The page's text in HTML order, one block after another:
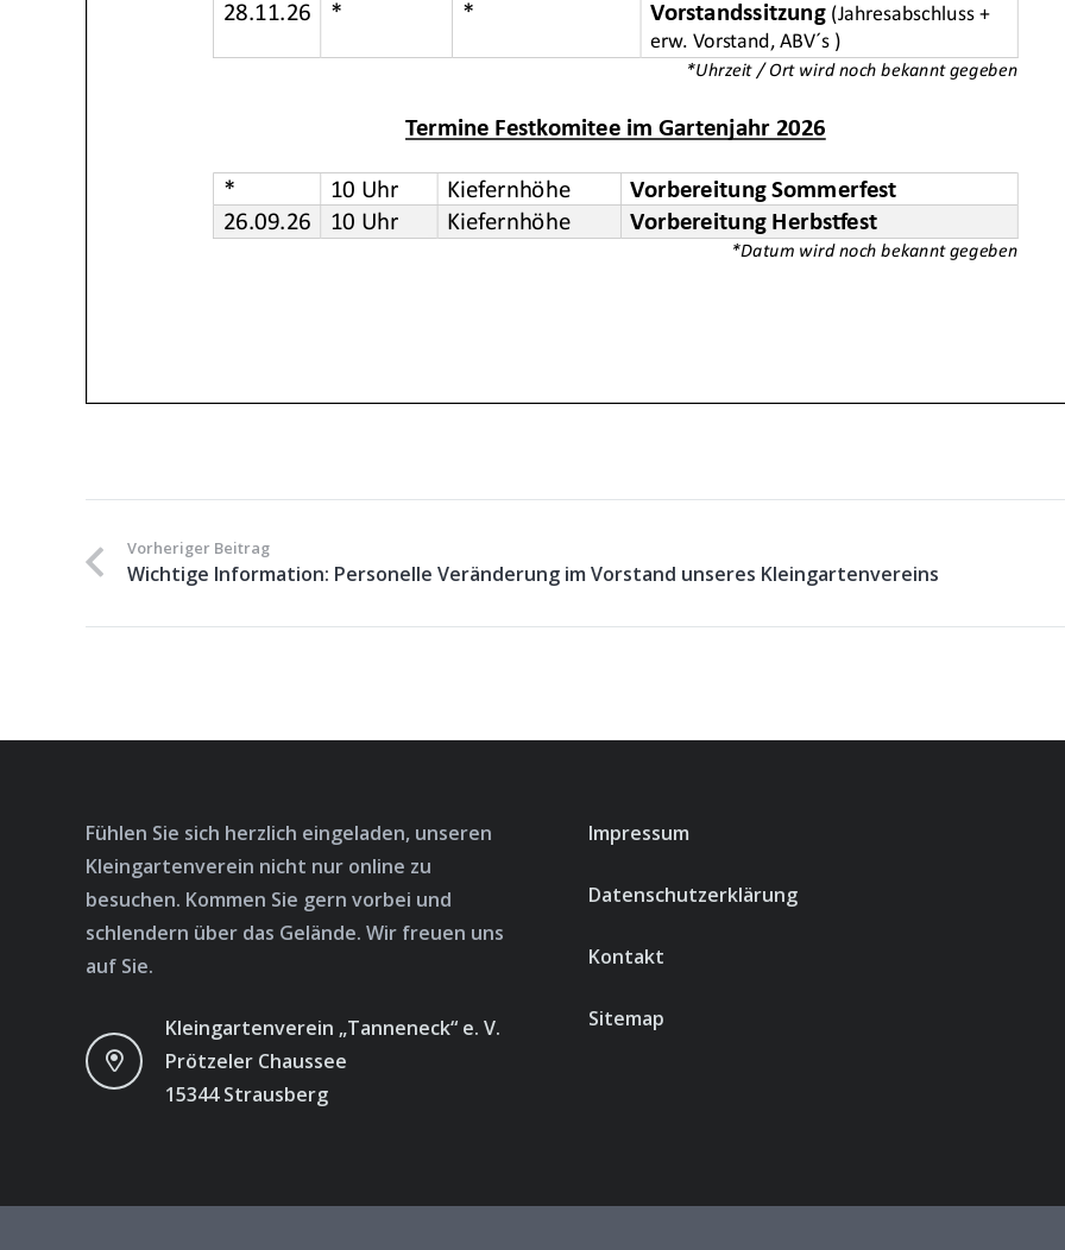
Vorheriger Beitrag
Wichtige Information: Personelle Veränderung im Vorstand unseres Kleingartenvereins
Fühlen Sie sich herzlich eingeladen, unseren
Kleingartenverein nicht nur online zu
besuchen. Kommen Sie gern vorbei und
schlendern über das Gelände. Wir freuen uns
auf Sie.
Kleingartenverein „Tanneneck“ e. V.
Prötzeler Chaussee
15344 Strausberg
Impressum
Datenschutzerklärung
Kontakt
Sitemap